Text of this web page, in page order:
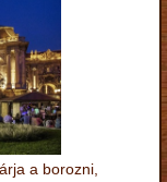
a borozni,